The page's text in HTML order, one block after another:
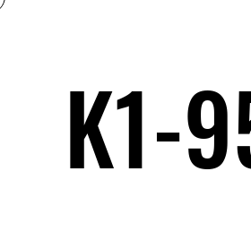
K1-
K1-